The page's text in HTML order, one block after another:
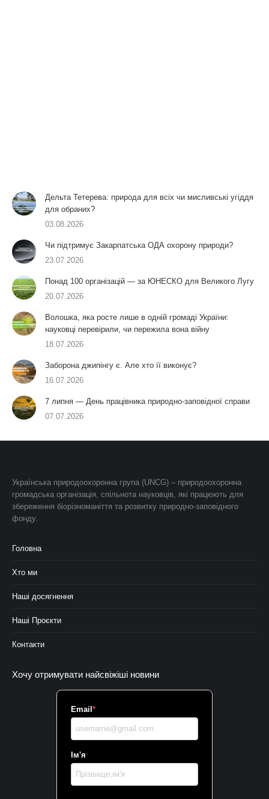
Дельта Тетерева: природа для всіх чи мисливські угіддя
для обраних?
03.08.2026
Чи підтримує Закарпатська ОДА охорону природи?
23.07.2026
Понад 100 організацій — за ЮНЕСКО для Великого Лугу
20.07.2026
Волошка, яка росте лише в одній громаді України:
науковці перевірили, чи пережила вона війну
18.07.2026
Заборона джипінгу є. Але хто її виконує?
16.07.2026
7 липня — День працівника природно-заповідної справи
07.07.2026
Українська природоохоронна група (UNCG) – природоохоронна
громадська організація, спільнота науковців, які працюють для
збереження біорізноманіття та розвитку природно-заповідного
фонду.
Головна
Хто ми
Наші досягнення
Наші Проєкти
Контакти
Хочу отримувати найсвіжіші новини
Email *
Ім'я